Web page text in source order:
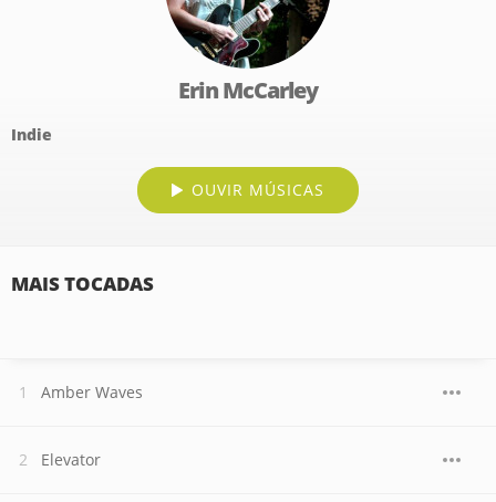
Erin McCarley
Indie
OUVIR MÚSICAS
MAIS TOCADAS
Amber Waves
Elevator